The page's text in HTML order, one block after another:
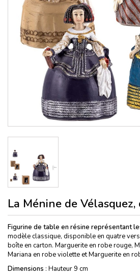
La Ménine de Vélasquez,
Figurine de table en résine représentant
modèle classique, disponible en quatre
boîte en carton. Marguerite en robe rouge,
Mariana en robe violette et Marguerite en
Dimensions : Hauteur 9 cm